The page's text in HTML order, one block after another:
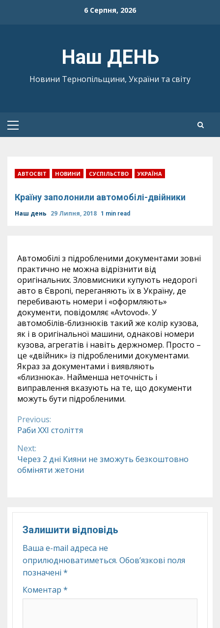
6 Серпня, 2026
Наш ДЕНЬ
Новини Тернопільщини, України та світу
Primary
АВТОСВІТ НОВИНИ СУСПІЛЬСТВО УКРАЇНА
Країну заполонили автомобілі-двійники
Наш день 29 Липня, 2018 1 min read
Автомобілі з підробленими документами зовні
практично не можна відрізнити від
оригінальних. Зловмисники купують недорогі
авто в Європі, переганяють їх в Україну, де
перебивають номери і «оформляють»
документи, повідомляє «Аvtovod». У
автомобілів-близнюків такий же колір кузова,
як і в оригінальної машини, однакові номери
кузова, агрегатів і навіть держномер. Просто –
це «двійник» із підробленими документами.
Якраз за документами і виявляють
«близнюка». Найменша неточність і
виправлення вказують на те, що документи
можуть бути підробленими.
Continue
Reading
Previous:
Раби ХХІ століття
Next:
Через 2 дні Кияни не зможуть безкоштовно
обміняти жетони
Залишити відповідь
Ваша e-mail адреса не
оприлюднюватиметься. Обов’язкові поля
позначені *
Коментар *